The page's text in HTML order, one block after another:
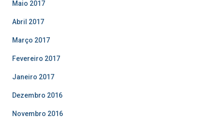
Maio 2017
Abril 2017
Março 2017
Fevereiro 2017
Janeiro 2017
Dezembro 2016
Novembro 2016